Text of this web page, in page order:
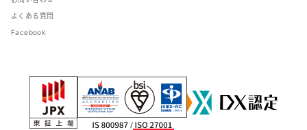
よくある質問
Facebook